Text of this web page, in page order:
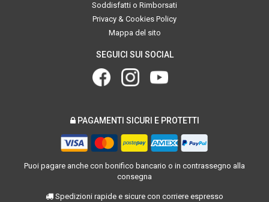
Soddisfatti o Rimborsati
Privacy & Cookies Policy
Mappa del sito
SEGUICI SUI SOCIAL
PAGAMENTI SICURI E PROTETTI
Puoi pagare anche con bonifico bancario o in contrassegno alla
consegna
Spedizioni rapide e sicure con corriere espresso